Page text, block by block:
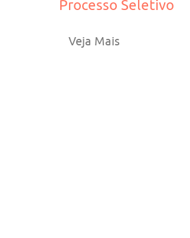
Processo Seletivo
Veja Mais